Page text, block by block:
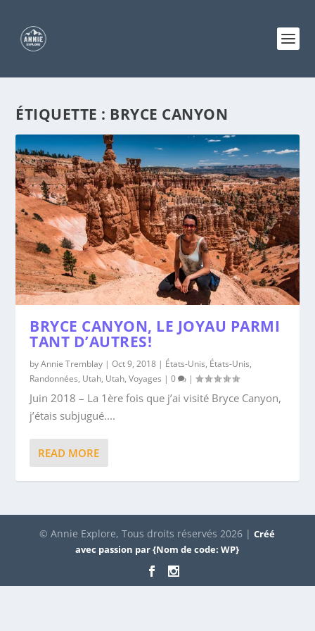
ÉTIQUETTE : BRYCE CANYON
BRYCE CANYON, LE JOYAU PARMI
TANT D’AUTRES!
byAnnie Tremblay |Oct 9, 2018 | États-Unis, États-Unis,
Randonnées, Utah, Utah,Voyages |0 |
Juin 2018 – La 1ère fois que j’ai visité Bryce Canyon,
j’étais subjugué....
READ MORE
© Annie Explore, Tous droits réservés 2026 |Créé
avec passion par {Nom de code: WP}